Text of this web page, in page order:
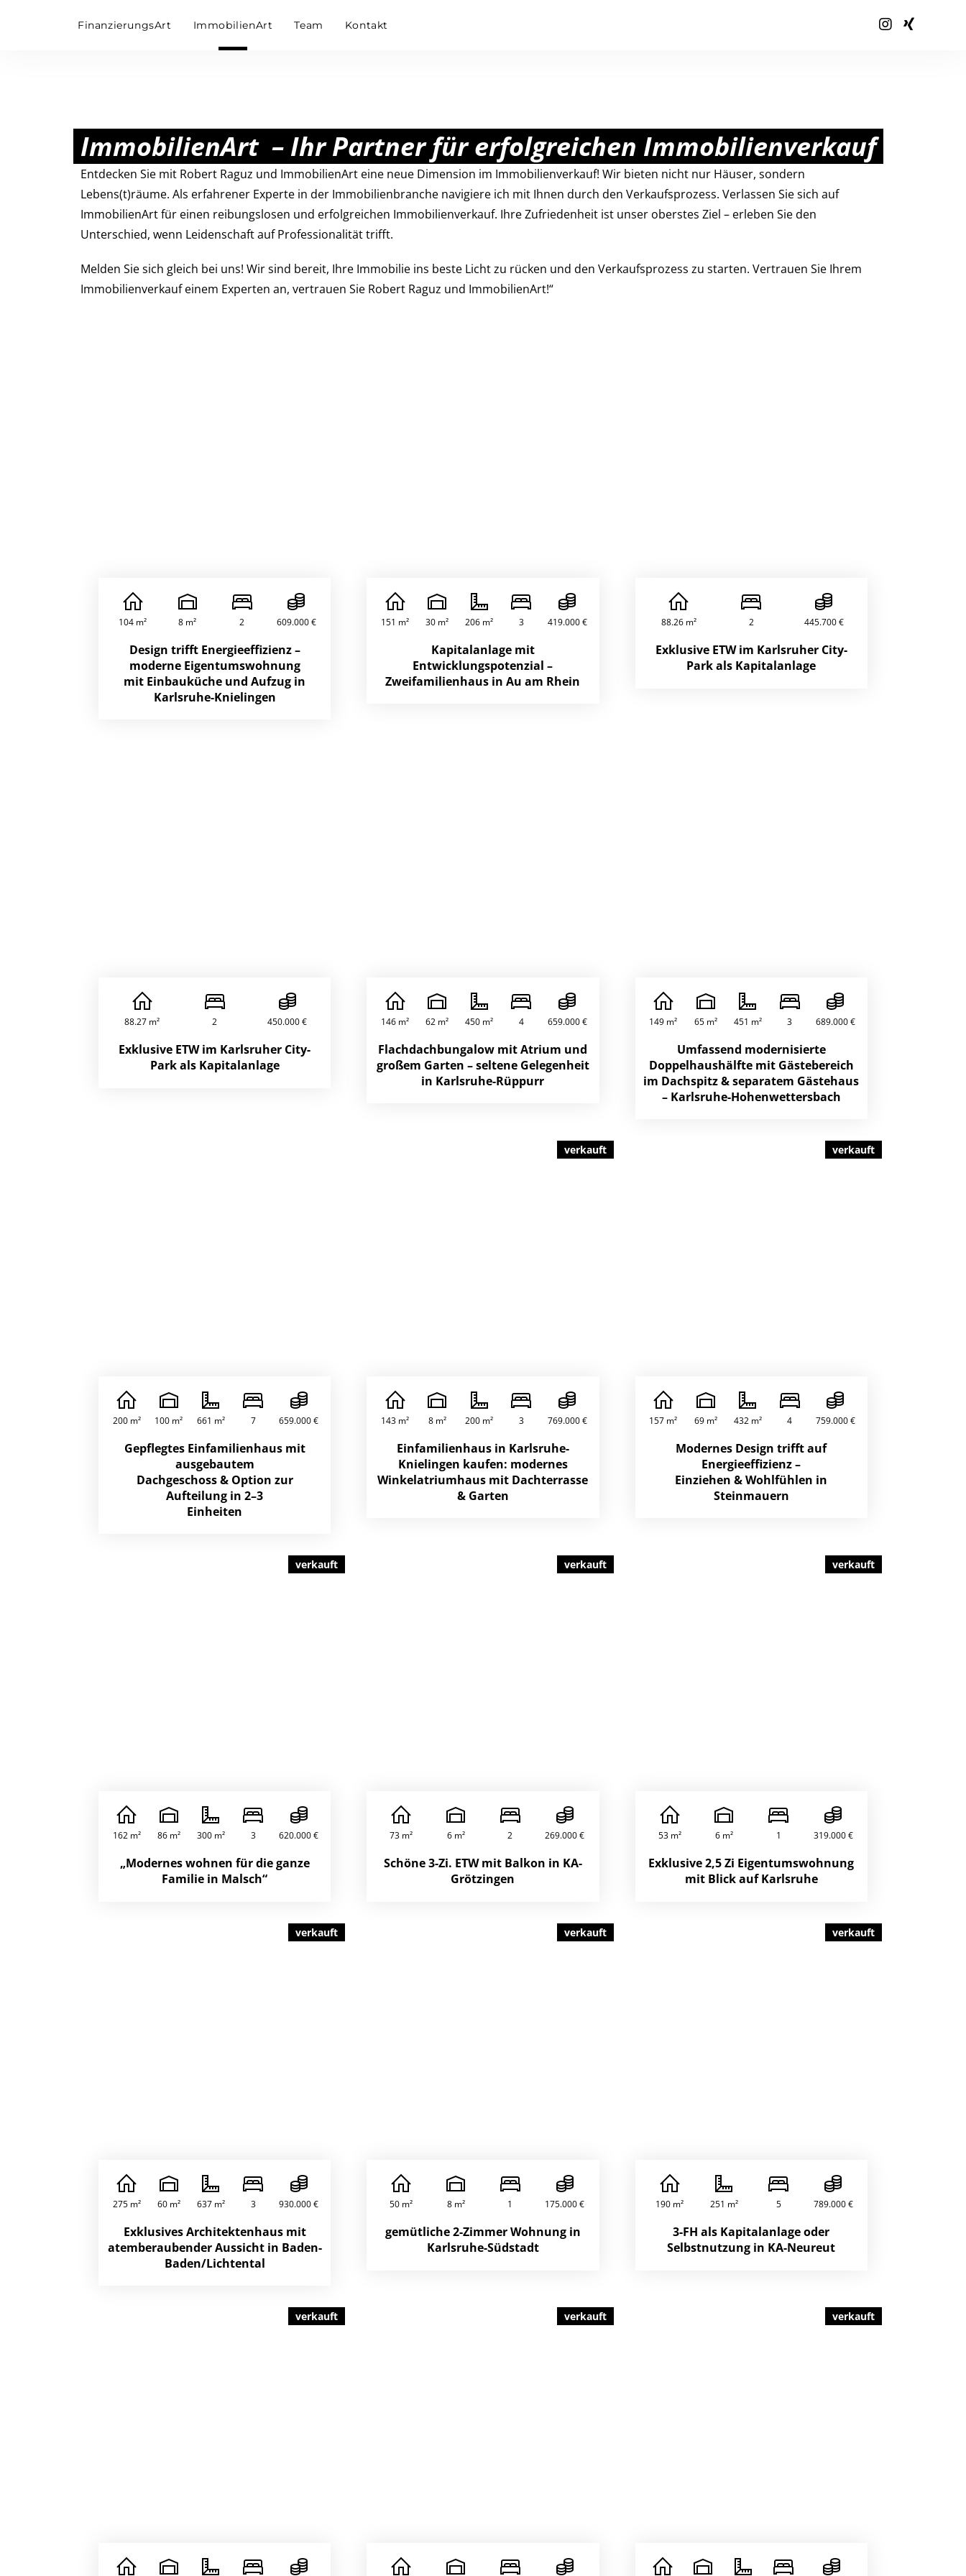
FinanzierungsArt ImmobilienArt Team Kontakt
ImmobilienArt – Ihr Partner für erfolgreichen Immobilienverkauf
Entdecken Sie mit Robert Raguz und ImmobilienArt eine neue Dimension im Immobilienverkauf! Wir bieten nicht nur Häuser, sondern
Lebens(t)räume. Als erfahrener Experte in der Immobilienbranche navigiere ich mit Ihnen durch den Verkaufsprozess. Verlassen Sie sich auf
ImmobilienArt für einen reibungslosen und erfolgreichen Immobilienverkauf. Ihre Zufriedenheit ist unser oberstes Ziel – erleben Sie den
Unterschied, wenn Leidenschaft auf Professionalität trifft.
Melden Sie sich gleich bei uns! Wir sind bereit, Ihre Immobilie ins beste Licht zu rücken und den Verkaufsprozess zu starten. Vertrauen Sie Ihrem
Immobilienverkauf einem Experten an, vertrauen Sie Robert Raguz und ImmobilienArt!“
104 m² 8 m² 2 609.000 €
Design trifft Energieeffizienz –
moderne Eigentumswohnung
mit Einbauküche und Aufzug in
Karlsruhe-Knielingen
151 m² 30 m² 206 m² 3 419.000 €
Kapitalanlage mit
Entwicklungspotenzial –
Zweifamilienhaus in Au am Rhein
88.26 m² 2 445.700 €
Exklusive ETW im Karlsruher City-
Park als Kapitalanlage
88.27 m² 2 450.000 €
Exklusive ETW im Karlsruher City-
Park als Kapitalanlage
146 m² 62 m² 450 m² 4 659.000 €
Flachdachbungalow mit Atrium und
großem Garten – seltene Gelegenheit
in Karlsruhe-Rüppurr
149 m² 65 m² 451 m² 3 689.000 €
Umfassend modernisierte
Doppelhaushälfte mit Gästebereich
im Dachspitz & separatem Gästehaus
– Karlsruhe-Hohenwettersbach
200 m² 100 m² 661 m² 7 659.000 €
Gepflegtes Einfamilienhaus mit
ausgebautem
Dachgeschoss & Option zur
Aufteilung in 2–3
Einheiten
verkauft
143 m² 8 m² 200 m² 3 769.000 €
Einfamilienhaus in Karlsruhe-
Knielingen kaufen: modernes
Winkelatriumhaus mit Dachterrasse
& Garten
verkauft
157 m² 69 m² 432 m² 4 759.000 €
Modernes Design trifft auf
Energieeffizienz –
Einziehen & Wohlfühlen in
Steinmauern
verkauft
162 m² 86 m² 300 m² 3 620.000 €
„Modernes wohnen für die ganze
Familie in Malsch“
verkauft
73 m² 6 m² 2 269.000 €
Schöne 3-Zi. ETW mit Balkon in KA-
Grötzingen
verkauft
53 m² 6 m² 1 319.000 €
Exklusive 2,5 Zi Eigentumswohnung
mit Blick auf Karlsruhe
verkauft
275 m² 60 m² 637 m² 3 930.000 €
Exklusives Architektenhaus mit
atemberaubender Aussicht in Baden-
Baden/Lichtental
verkauft
50 m² 8 m² 1 175.000 €
gemütliche 2-Zimmer Wohnung in
Karlsruhe-Südstadt
verkauft
190 m² 251 m² 5 789.000 €
3-FH als Kapitalanlage oder
Selbstnutzung in KA-Neureut
verkauft verkauft verkauft